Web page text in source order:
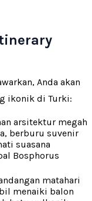
Anda akan
ikonik di Turki:
arsitektur megah
berburu suvenir
suasana
Bosphorus
matahari
menaiki balon